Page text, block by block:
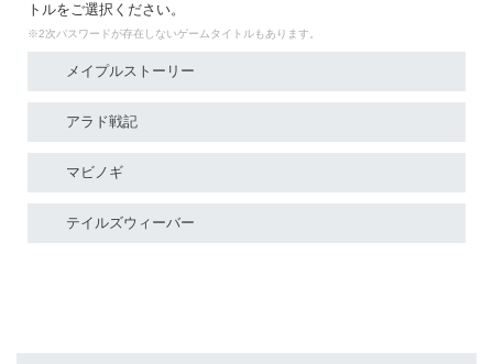
トルをご選択ください。
※2次パスワードが存在しないゲームタイトルもあります。
メイプルストーリー
アラド戦記
マビノギ
テイルズウィーバー